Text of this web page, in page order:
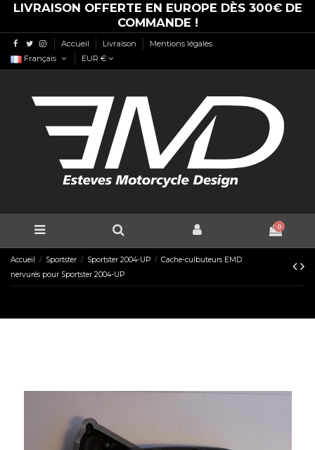
LIVRAISON OFFERTE EN EUROPE DÈS 300€ DE
COMMANDE !
Accueil Livraison
Mentions légales
Français
EUR €
0
Accueil Sportster Sportster 2004-UP
Cache-culbuteurs EMD
nervurés pour Sportster 2004-UP